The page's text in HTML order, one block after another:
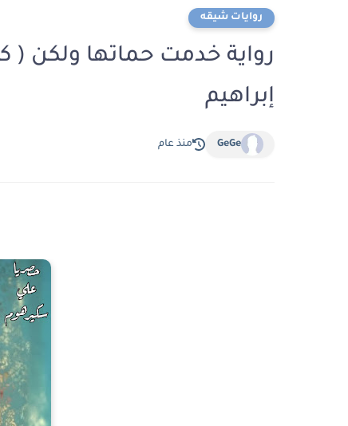
روايات شيقه
رواية خدمت حماتها ولكن (
إبراهيم
GeGe منذ عام